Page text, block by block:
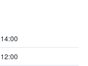
14:00
12:00